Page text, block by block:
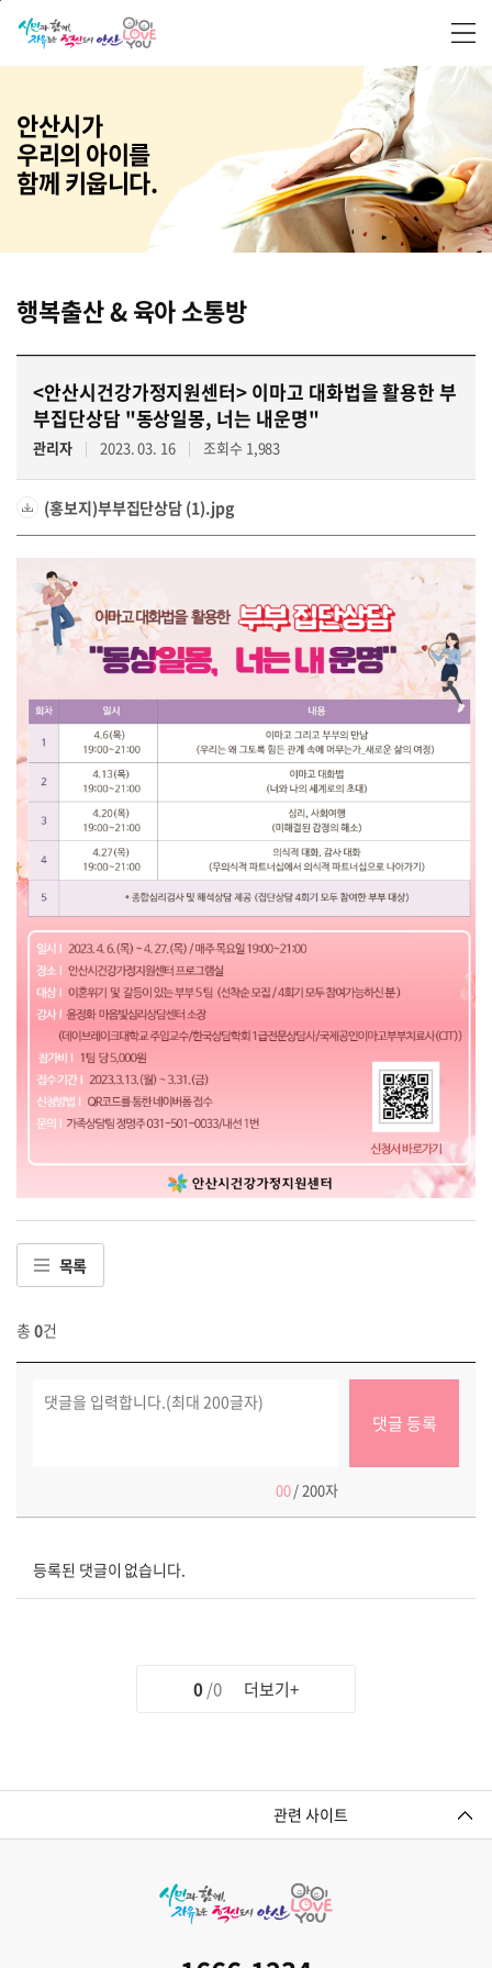
본문 바로가기
안산시가
우리의 아이를
함께 키웁니다.
행복출산 & 육아 소통방
<안산시건강가정지원센터> 이마고 대화법을 활용한 부
부집단상담 "동상일몽, 너는 내운명"
관리자 2023. 03. 16 조회수 1,983
(홍보지)부부집단상담 (1).jpg
목록
총 0건
00/ 200자
댓글 등록
등록된 댓글이 없습니다.
0/0 더보기+
관련 사이트